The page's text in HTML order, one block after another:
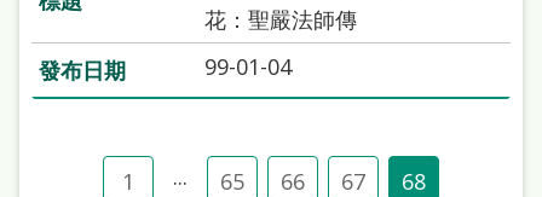
花：聖嚴法師傳
99-01-04
1 ... 65 66 67 68